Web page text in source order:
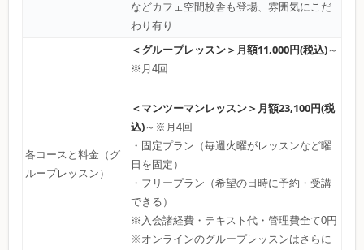
などカフェ空間校舎も登場、雰囲気にこだ
わり有り
各コースと料金（グ
ループレッスン）
＜グループレッスン＞ 月額11,000円(税込)～
※月4回
＜マンツーマンレッスン＞ 月額23,100円(税
込)～※月4回
・固定プラン（毎週火曜がレッスンなど曜
日を固定）
・フリープラン（希望の日時に予約・受講
できる）
※入会諸経費・テキスト代・管理費全て0円
※オンラインのグループレッスンはさらに